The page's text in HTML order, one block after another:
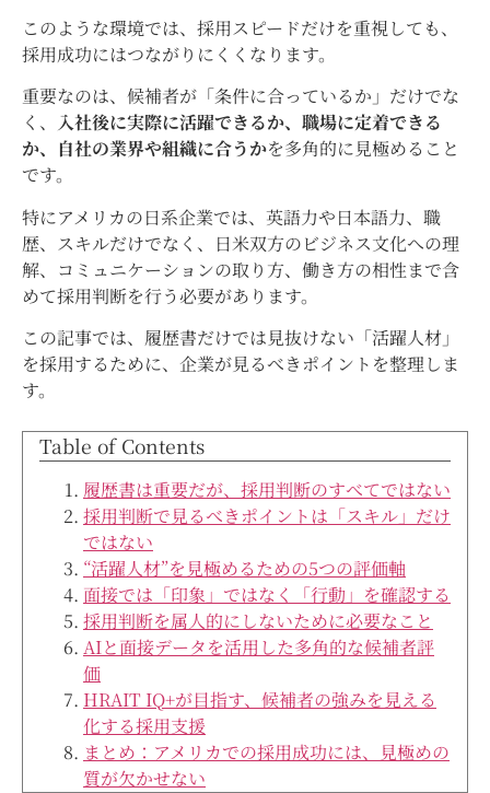
このような環境では、採用スピードだけを重視しても、
採用成功にはつながりにくくなります。
重要なのは、候補者が「条件に合っているか」だけでな
く、 入社後に実際に活躍できるか、職場に定着できる
か、自社の業界や組織に合うかを多角的に見極めること
です。
特にアメリカの日系企業では、英語力や日本語力、職
歴、スキルだけでなく、日米双方のビジネス文化への理
解、コミュニケーションの取り方、働き方の相性まで含
めて採用判断を行う必要があります。
この記事では、履歴書だけでは見抜けない「活躍人材」
を採用するために、企業が見るべきポイントを整理しま
す。
Table of Contents
履歴書は重要だが、採用判断のすべてではない
採用判断で見るべきポイントは「スキル」だけ
ではない
“活躍人材”を見極めるための5つの評価軸
面接では「印象」ではなく「行動」を確認する
採用判断を属人的にしないために必要なこと
AIと面接データを活用した多角的な候補者評
価
HRAIT IQ+が目指す、候補者の強みを見える
化する採用支援
まとめ：アメリカでの採用成功には、見極めの
質が欠かせない